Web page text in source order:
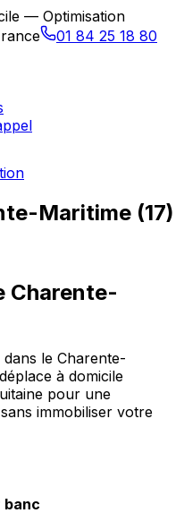
— Optimisation
01 84 25 18 80
Maritime (17)
Charente-
le Charente-
à domicile
pour une
immobiliser votre
banc